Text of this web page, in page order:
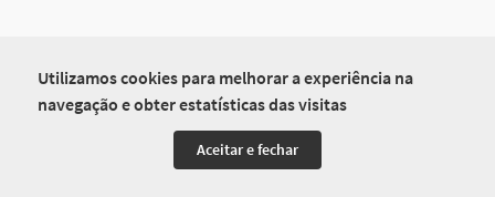
Utilizamos cookies para melhorar a experiência na
navegação e obter estatísticas das visitas
Aceitar e fechar